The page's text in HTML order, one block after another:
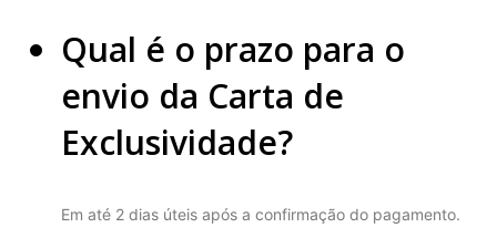
Qual é o prazo para o
envio da Carta de
Exclusividade?
Em até 2 dias úteis após a confirmação do pagamento.